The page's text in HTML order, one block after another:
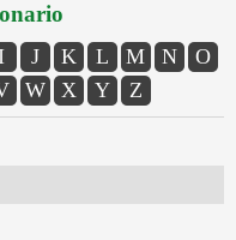
J K L M N
O
W X Y Z